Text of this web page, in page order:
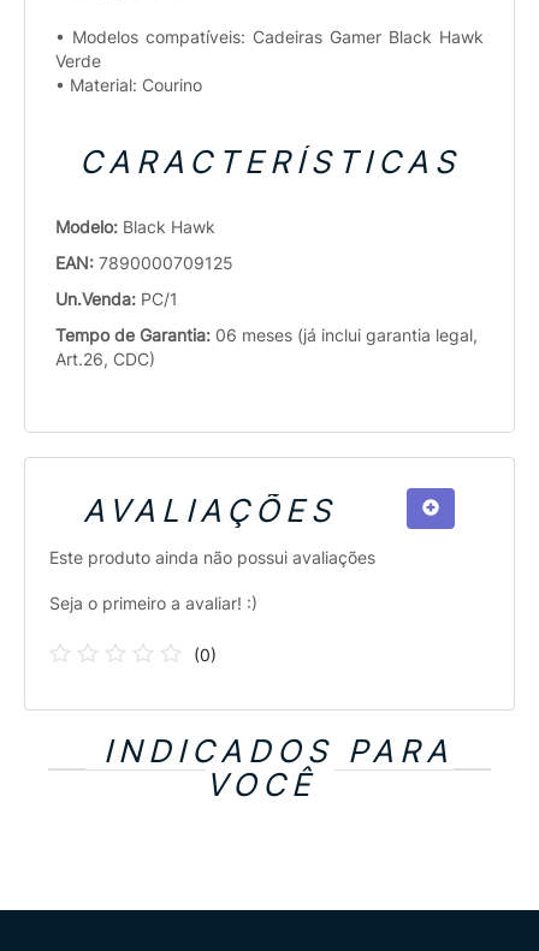
• Modelos compatíveis: Cadeiras Gamer Black Hawk
Verde
• Material: Courino
CARACTERÍSTICAS
Modelo: Black Hawk
EAN: 7890000709125
Un.Venda: PC/1
Tempo de Garantia: 06 meses (já inclui garantia legal,
Art.26, CDC)
AVALIAÇÕES
Este produto ainda não possui avaliações
Seja o primeiro a avaliar! :)
(0)
INDICADOS PARA
VOCÊ